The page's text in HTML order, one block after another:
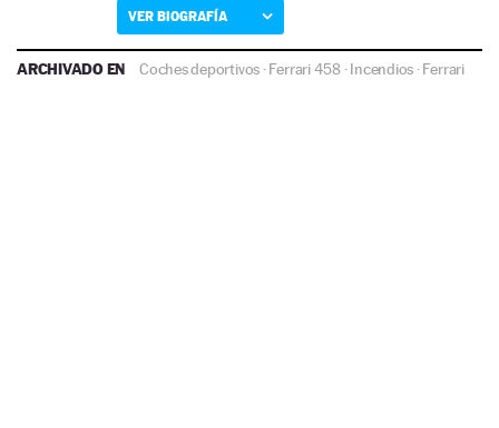
VER BIOGRAFÍA
ARCHIVADO EN Coches deportivos ·Ferrari 458·Incendios ·Ferrari